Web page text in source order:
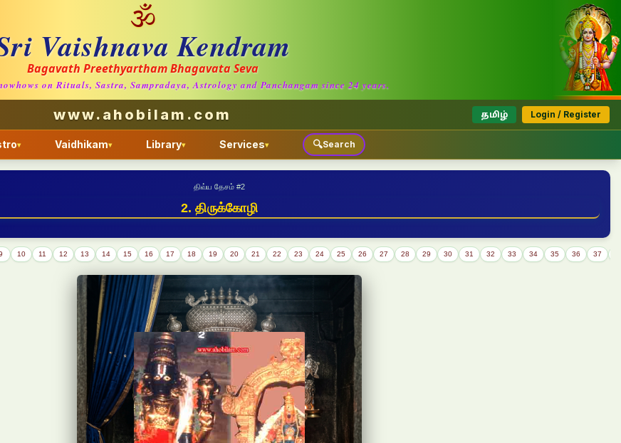
🕉
Vaishnava Kendram
Bagavath Preethyartham Bhagavata Seva
on Rituals, Sastra, Sampradaya, Astrology and Panchangam since 24 years.
www.ahobilam.com தமிழ் Login / Register
▾ Vaidhikam▾ Library▾ Services▾ 🔍Search
திவ்ய தேசம் #2
2. திருக்கோழி
10 11 12 13 14 15 16 17 18 19 20 21 22 23 24 25 26 27 28 29 30 31 32 33 34 35 36 37